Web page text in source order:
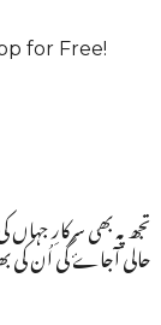
for Free!
تجھ پہ بھی سرکارِ
حالی آجاۓ گی اُن کی